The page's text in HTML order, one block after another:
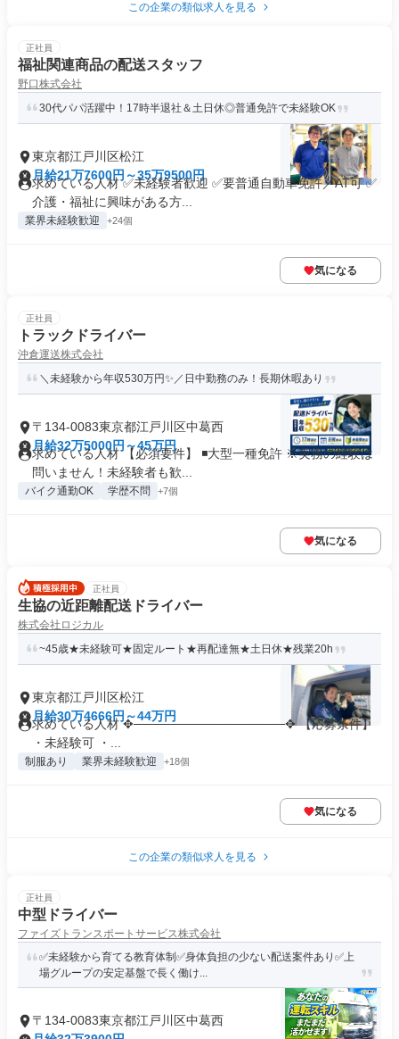
この企業の類似求人を見る
正社員
福祉関連商品の配送スタッフ
野口株式会社
30代パパ活躍中！17時半退社＆土日休◎普通免許で未経験OK
東京都江戸川区松江
月給21万7600円～35万9500円
求めている人材 ✅未経験者歓迎 ✅要普通自動車免許／AT可 ✅
介護・福祉に興味がある方...
業界未経験歓迎 +24個
気になる
正社員
トラックドライバー
沖倉運送株式会社
＼未経験から年収530万円✨／日中勤務のみ！長期休暇あり
〒134-0083東京都江戸川区中葛西
月給32万5000円～45万円
求めている人材 【必須要件】 ◾️大型一種免許 ※実務の経験は
問いません！未経験者も歓...
バイク通勤OK 学歴不問 +7個
気になる
正社員
生協の近距離配送ドライバー
株式会社ロジカル
~45歳★未経験可★固定ルート★再配達無★土日休★残業20h
東京都江戸川区松江
月給30万4666円～44万円
求めている人材 ✥─────────────────✥ 【応募条件】
・未経験可 ・...
制服あり 業界未経験歓迎 +18個
気になる
この企業の類似求人を見る
正社員
中型ドライバー
ファイズトランスポートサービス株式会社
✅未経験から育てる教育体制✅身体負担の少ない配送案件あり✅上
場グループの安定基盤で長く働け...
〒134-0083東京都江戸川区中葛西